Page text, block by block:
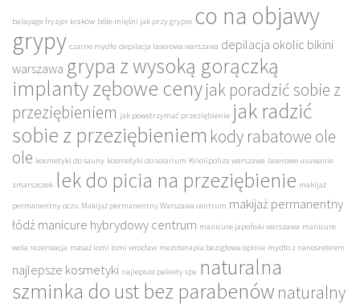
balayage fryzjer kraków bóle mięśni jak przy grypie co na objawy
grypy czarne mydło depilacja laserowa warszawa depilacja okolic bikini
warszawa grypa z wysoką gorączką
implanty zębowe cenyjak poradzić sobie z
przeziębieniem jak powstrzymać przeziębienie jak radzić
sobie z przeziębieniem kody rabatowe ole
ole kosmetyki do sauny kosmetyki do solarium Kriolipoliza warszawa laserowe usuwanie
zmarszczek lek do picia na przeziębienie makijaż
permanentny oczu Makijaż permanentny Warszawa centrum makijaż permanentny
łódź manicure hybrydowy centrum manicure japoński warszawa manicure
wola rezerwacja masaż lomi lomi wrocław mezoterapia bezigłowa opinie mydło z nanosrebrem
najlepsze kosmetyki najlepsze pakiety spa naturalna
szminka do ust bez parabenów naturalny